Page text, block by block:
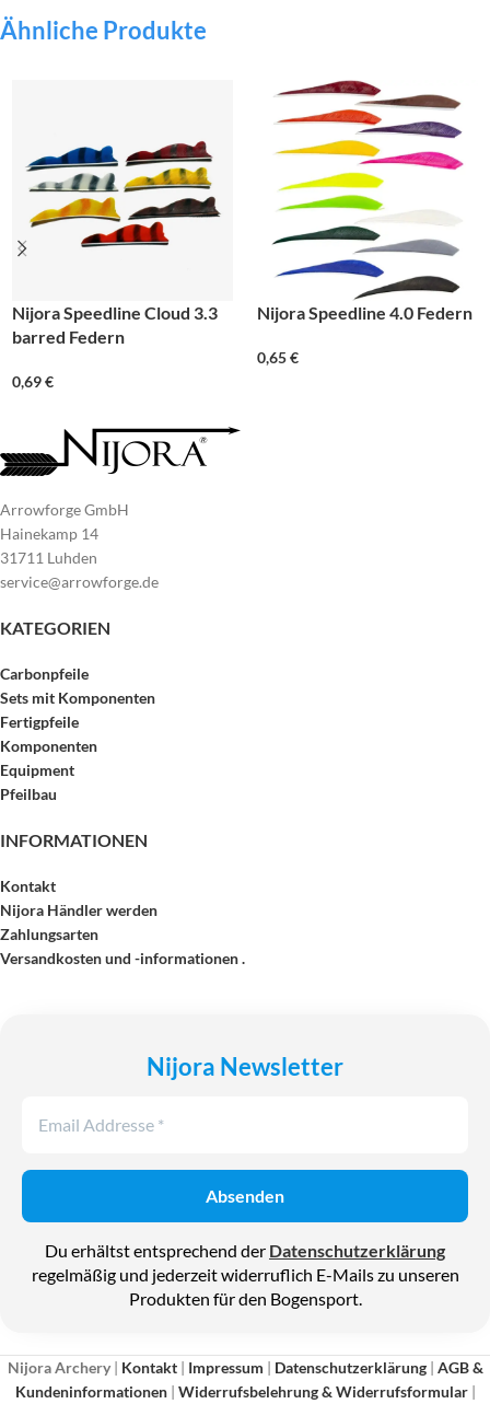
Ähnliche Produkte
Nijora Speedline Cloud 3.3
barred Federn
0,69€
Nijora Speedline 4.0 Federn
0,65€
Arrowforge GmbH
Hainekamp 14
31711 Luhden
service@arrowforge.de
KATEGORIEN
Carbonpfeile
Sets mit Komponenten
Fertigpfeile
Komponenten
Equipment
Pfeilbau
INFORMATIONEN
Kontakt
Nijora Händler werden
Zahlungsarten
Versandkosten und -informationen .
Nijora Newsletter
Du erhältst entsprechend der Datenschutzerklärung
regelmäßig und jederzeit widerruflich E-Mails zu unseren
Produkten für den Bogensport.
Nijora Archery| Kontakt| Impressum | Datenschutzerklärung| AGB &
Kundeninformationen| Widerrufsbelehrung & Widerrufsformular|